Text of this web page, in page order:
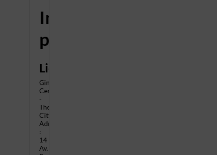
Informations
pratiques
Lieu
Gingko
Center
-
The
City
Adresse
:
14
Av.